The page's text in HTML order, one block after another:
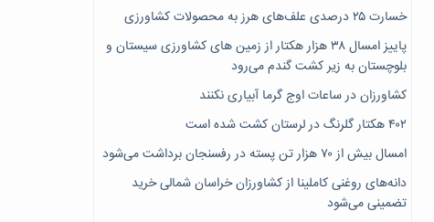
خسارت ۲۵ درصدی علف‌های هرز به محصولات کشاورزی
پاییز امسال ۳۸ هزار هکتار از زمین های کشاورزی سیستان و
بلوچستان به زیر کشت گندم می‌رود
کشاورزان در ساعات اوج گرما آبیاری نکنند
۴۰۲ هکتار گلرنگ در لرستان کشت شده است
امسال بیش از ۷۰ هزار تن پسته در رفسنجان برداشت می‌شود
دانه‌های روغنی کاملینا از کشاورزان خراسان شمالی خرید
تضمینی می‌شود